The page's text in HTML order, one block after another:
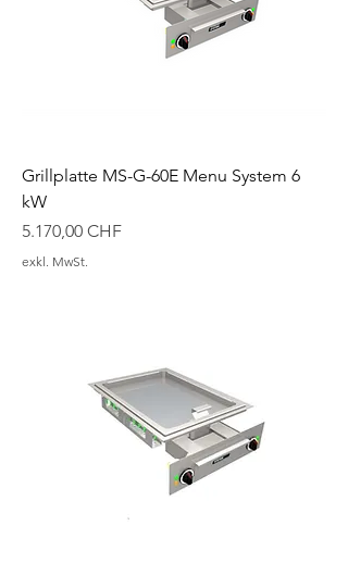
Grillplatte MS-G-60E Menu System 6
kW
Preis
5.170,00 CHF
exkl. MwSt.